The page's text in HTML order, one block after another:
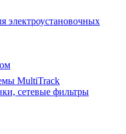
электроустановочных
MultiTrack
сетевые фильтры